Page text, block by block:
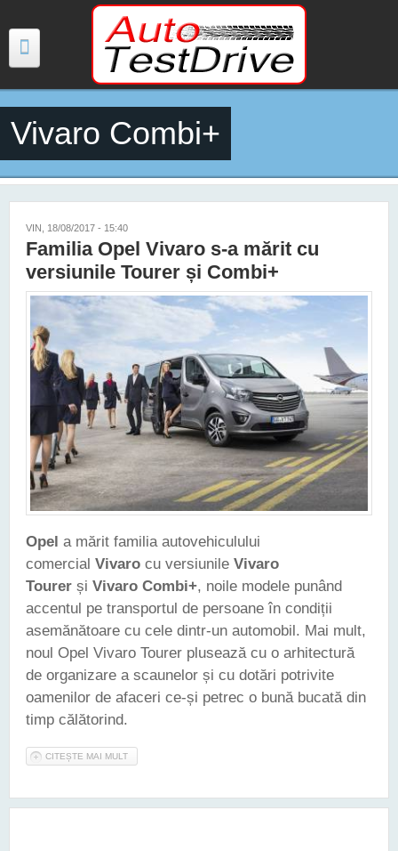
Mergi la conţinutul principal
TESTE
ŞTIRI
VIDEO
PREȚURI MODELE NOI
MAȘINI ELECTRICE ȘI HIBRID
CONTACT
Vivaro Combi+
VIN, 18/08/2017 - 15:40
Familia Opel Vivaro s-a mărit cu
versiunile Tourer și Combi+
Opel a mărit familia autovehiculului
comercial Vivaro cu versiunile Vivaro
Tourer și Vivaro Combi+, noile modele punând
accentul pe transportul de persoane în condiții
asemănătoare cu cele dintr-un automobil. Mai mult,
noul Opel Vivaro Tourer plusează cu o arhitectură
de organizare a scaunelor și cu dotări potrivite
oamenilor de afaceri ce-și petrec o bună bucată din
timp călătorind.
CITEȘTE MAI MULT